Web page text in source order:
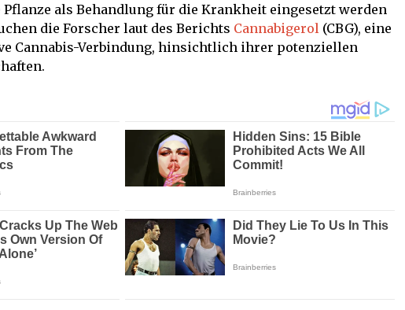
Pflanze als Behandlung für die Krankheit eingesetzt werden
die Forscher laut des Berichts Cannabigerol (CBG), eine
Cannabis-Verbindung, hinsichtlich ihrer potenziellen